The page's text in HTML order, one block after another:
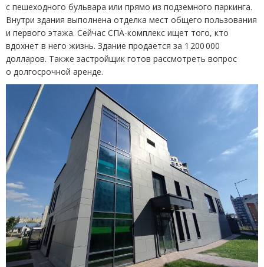
с пешеходного бульвара или прямо из подземного паркинга.
Внутри здания выполнена отделка мест общего пользования
и первого этажа. Сейчас СПА-комплекс ищет того, кто
вдохнет в него жизнь. Здание продается за 1 200 000
долларов. Также застройщик готов рассмотреть вопрос
о долгосрочной аренде.